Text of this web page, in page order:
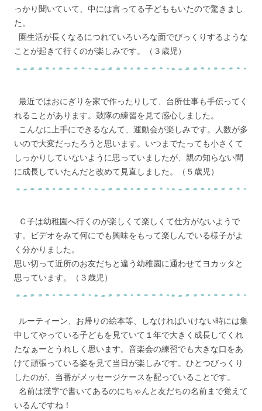
っかり聞いていて、中には言ってる子どももいたので驚きまし
た。
園生活が長くなるにつれていろいろな面でびっくりするような
ことが起きて行くのが楽しみです。（３歳児）
最近ではおにぎりを家で作ったりして、台所仕事も手伝ってく
れることがあります。鼓隊の練習を見て感心しました。
こんなに上手にできるなんて、運動会が楽しみです。人数が多
いので大変だったろうと思います。いつまでたっても小さくて
しっかりしていないように思っていましたが、親の知らない間
に成長していたんだと改めて見直しました。（５歳児）
Ｃ子は幼稚園へ行くのが楽しくて楽しくて仕方がないようで
す。ビデオをみて何にでも興味をもって楽しんでいる様子がよ
く分かりました。
思い切って近所のお友だちと違う幼稚園に通わせてヨカッタと
思っています。（３歳児）
ルーティーン、お帰りの絵本等、しなければいけない時には集
中してやっている子どもを見ていて１年で大きく成長してくれ
たなぁーとうれしく思います。音楽会の練習でも大きな口をあ
けて頑張っている姿を見て当日が楽しみです。ひとつびっくり
したのが、当番がメッセージケースを配っていることです。
名前は漢字で書いてあるのにちゃんと友だちの名前まで覚えて
いるんですね！